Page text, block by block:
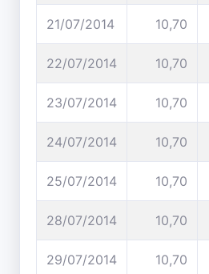
21/07/2014 10,70
22/07/2014 10,70
23/07/2014 10,70
24/07/2014 10,70
25/07/2014 10,70
28/07/2014 10,70
29/07/2014 10,70